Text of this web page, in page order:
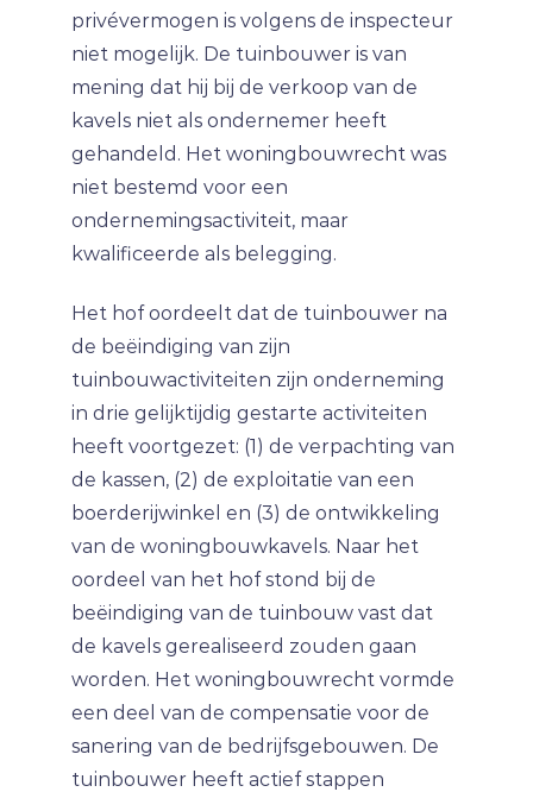
privévermogen is volgens de inspecteur
niet mogelijk. De tuinbouwer is van
mening dat hij bij de verkoop van de
kavels niet als ondernemer heeft
gehandeld. Het woningbouwrecht was
niet bestemd voor een
ondernemingsactiviteit, maar
kwalificeerde als belegging.
Het hof oordeelt dat de tuinbouwer na
de beëindiging van zijn
tuinbouwactiviteiten zijn onderneming
in drie gelijktijdig gestarte activiteiten
heeft voortgezet: (1) de verpachting van
de kassen, (2) de exploitatie van een
boerderijwinkel en (3) de ontwikkeling
van de woningbouwkavels. Naar het
oordeel van het hof stond bij de
beëindiging van de tuinbouw vast dat
de kavels gerealiseerd zouden gaan
worden. Het woningbouwrecht vormde
een deel van de compensatie voor de
sanering van de bedrijfsgebouwen. De
tuinbouwer heeft actief stappen